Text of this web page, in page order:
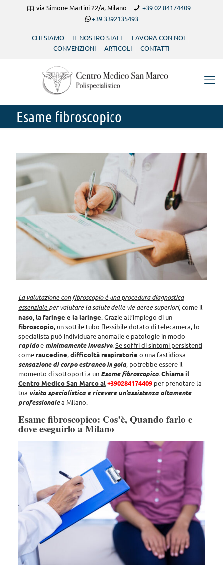
via Simone Martini 22/a, Milano
+39 02 84174409
+39 3392135493
CHI SIAMO IL NOSTRO STAFF
LAVORA CON NOI
CONVENZIONI
ARTICOLI CONTATTI
Esame fibroscopico
La valutazione con fibroscopio è una procedura diagnostica
essenzialeper valutare la salute delle vie aeree superiori, come il
naso, la faringe e la laringe. Grazie all’impiego di un
fibroscopio, un sottile tubo flessibile dotato di telecamera, lo
specialista può individuare anomalie e patologie in modo
rapidoe minimamente invasivo.Se soffri di sintomi persistenti
come raucedine,difficoltà respiratorie o una fastidiosa
sensazione di corpo estraneo in gola, potrebbe essere il
momento di sottoporti a un Esame fibroscopico.Chiama il
Centro Medico San Marco al+390284174409per prenotare la
tua visita specialistica e ricevere un’assistenza altamente
professionalea Milano.
Esame fibroscopico: Cos’è, Quando farlo e
dove eseguirlo a Milano